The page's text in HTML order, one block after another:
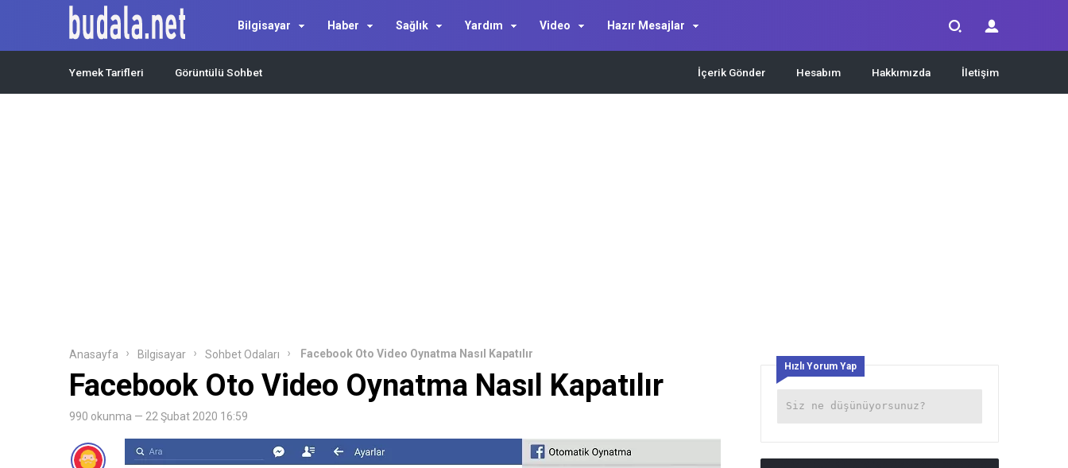
Bilgisayar Haber Sağlık Yardım Video Hazır Mesajlar
Yemek Tarifleri Görüntülü Sohbet İçerik Gönder Hesabım Hakkımızda İletişim
Anasayfa Bilgisayar Sohbet Odaları Facebook Oto Video Oynatma Nasıl Kapatılır
Facebook Oto Video Oynatma Nasıl Kapatılır
990 okunma — 22 Şubat 2020 16:59
Hızlı Yorum Yap